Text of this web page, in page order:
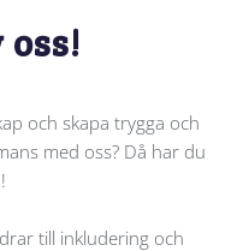
och skapa trygga och
med oss? Då har du
till inkludering och